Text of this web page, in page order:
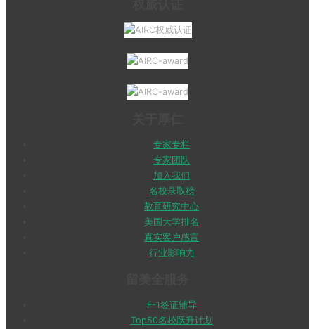
专家专栏
专家团队
加入我们
名校录取榜
教育研究中心
美国大学排名
真实客户感言
行业影响力
F-1签证辅导
Top50名校跃升计划